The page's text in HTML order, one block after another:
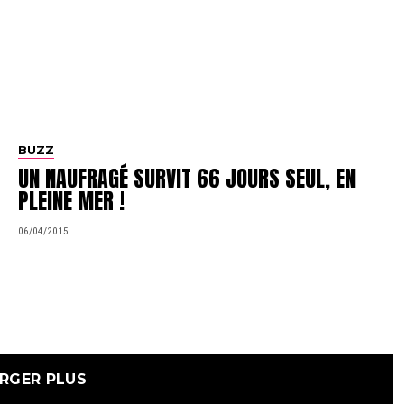
BUZZ
UN NAUFRAGÉ SURVIT 66 JOURS SEUL, EN
PLEINE MER !
06/04/2015
PLUS